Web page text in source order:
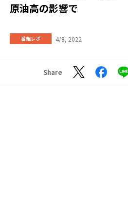
原油高の影響で
番組レポ 4/8, 2022
Share